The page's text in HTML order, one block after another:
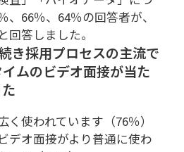
、66％、64％の回答者が、
答しました。
き採用プロセスの主流で
ムのビデオ面接が当た
使われています（76％）
デオ面接がより普通に使わ